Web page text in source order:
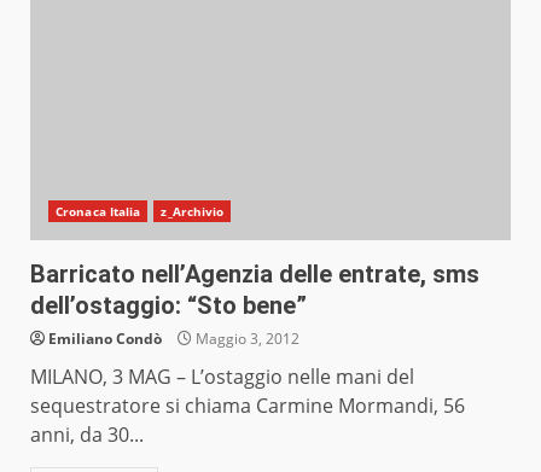
Cronaca Italia z_Archivio
Barricato nell’Agenzia delle entrate, sms
dell’ostaggio: “Sto bene”
Emiliano Condò Maggio 3, 2012
MILANO, 3 MAG – L’ostaggio nelle mani del
sequestratore si chiama Carmine Mormandi, 56
anni, da 30...